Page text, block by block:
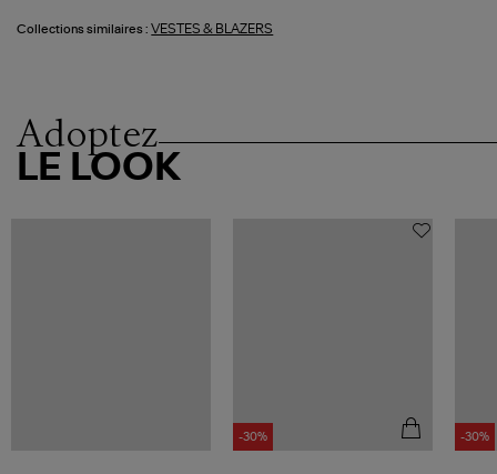
Collections similaires : VESTES & BLAZERS
Adoptez
LE LOOK
-30% -30%